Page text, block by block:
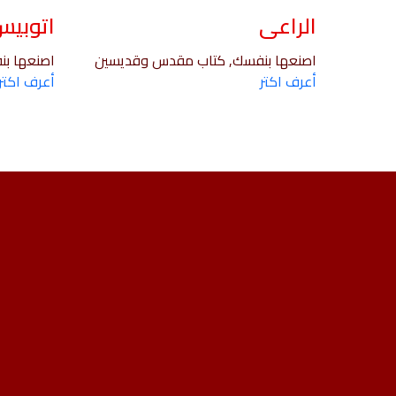
الراعى
اصنعها بنفسك, كتاب مقدس وقديسين
أعرف اكتر
اصنعها
أعرف